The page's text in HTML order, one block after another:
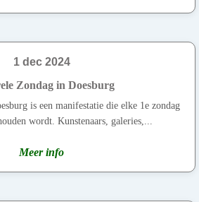
1 dec 2024
Zondag in Doesburg
is een manifestatie die elke 1e zondag
wordt. Kunstenaars, galeries,...
Meer info